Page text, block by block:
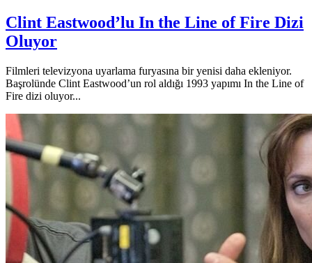
Clint Eastwood’lu In the Line of Fire Dizi
Oluyor
Filmleri televizyona uyarlama furyasına bir yenisi daha ekleniyor.
Başrolünde Clint Eastwood’un rol aldığı 1993 yapımı In the Line of
Fire dizi oluyor...